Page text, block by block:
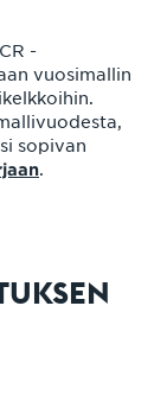
-
vuosimallin
sopivan
.